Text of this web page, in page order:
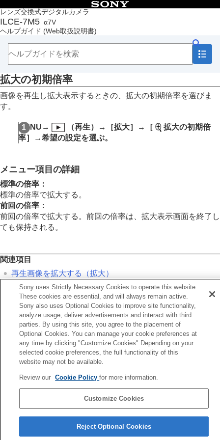
レンズ交換式デジタルカメラ
ILCE-7M5 α7V
ヘルプガイド (Web取扱説明書)
目次
トップページ
ヘルプガイドの使いかた
本体と付属品を確認する
本機の基本操作
準備/基本的な撮影
MENU一覧から機能を探す
撮影機能を活用する
再生する
この章の目次
複数メディアの表示設定
再生画像を拡大する（拡大）
拡大の初期位置
記録画像を自動的に回転させる（ 記録画像の
回転表示
再生/モニタリング音量
スライドショーで再生する（
ー ）
インターバル連続再生
インターバル再生速度
画像の表示方法を変える
画像間をジャンプ移動する方法を設定する（画像
送り設定）
撮影した画像を保護する（プロテクト）
画像に情報を追加する
トリミング
動画から静止画を切り出す
スマートフォンでできること
拡大の初期倍率
画像を再生し拡大表示するときの、拡大の初期倍率を選びま
す。
MENU → （再生）→ ［拡大］ → ［
拡大の初期倍
率］
→希望の設定を選ぶ。
メニュー項目の詳細
標準の倍率 ：
標準の倍率で拡大する。
前回の倍率 ：
前回の倍率で拡大する。前回の倍率は、拡大表示画面を終了し
ても保持される。
関連項目
再生画像を拡大する（拡大）
拡大の初期位置
画像を拡大する（拡大）
次へ
拡大の初期
TP1002142274
言語選択ページへ
5-069-971-01(4)
Sony uses Strictly Necessary Cookies to operate this website.
These cookies are essential, and will always remain active.
Sony also uses Optional Cookies to improve site functionality,
analyze usage, deliver advertisements and interact with third
parties. By using this site, you agree to the placement of
Optional Cookies. You can manage your cookie preferences at
any time by clicking "Customize Cookies" Depending on your
selected cookie preferences, the full functionality of this
website may not be available.
Review our Cookie Policyfor more information.
Customize Cookies
Reject Optional Cookies